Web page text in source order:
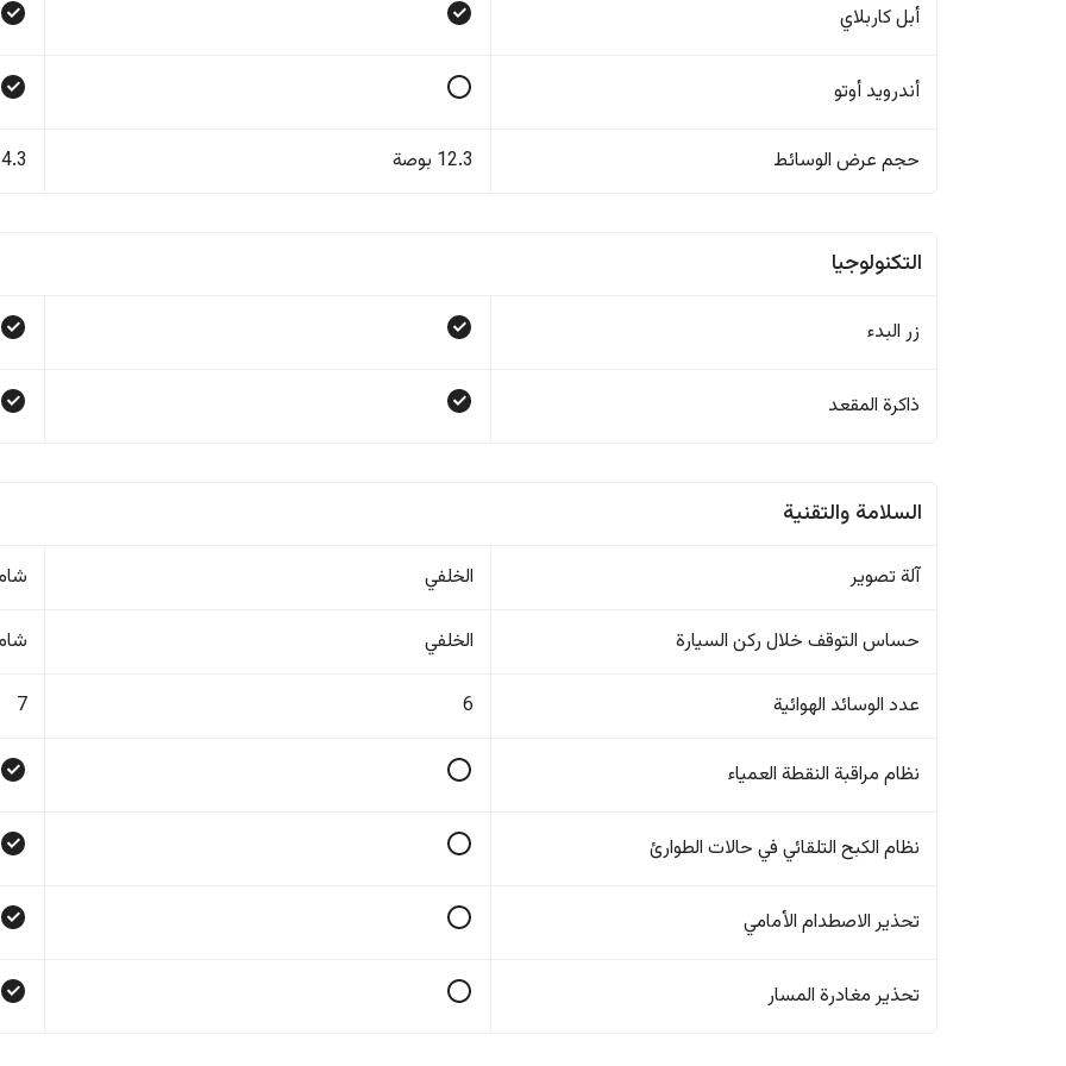
أبل كاربلاي
أندرويد أوتو
حجم عرض الوسائط 12.3 بوصة 14.3
التكنولوجيا
زر البدء
ذاكرة المقعد
السلامة والتقنية
آلة تصوير الخلفي
حساس التوقف خلال ركن السيارة الخلفي
عدد الوسائد الهوائية 6
7
نظام مراقبة النقطة العمياء
نظام الكبح التلقائي في حالات الطوارئ
تحذير الاصطدام الأمامي
تحذير مغادرة المسار